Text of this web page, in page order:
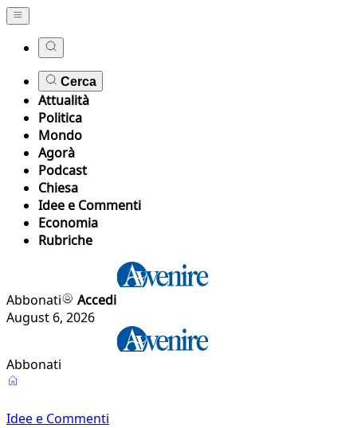
Cerca
Attualità
Politica
Mondo
Agorà
Podcast
Chiesa
Idee e Commenti
Economia
Rubriche
Abbonati
Accedi
August 6, 2026
Abbonati
Idee e Commenti